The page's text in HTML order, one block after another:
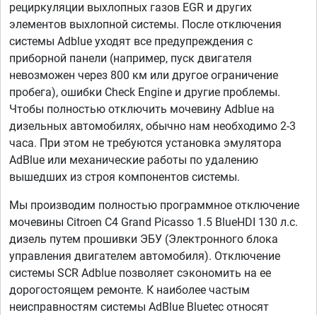
рециркуляции выхлопных газов EGR и других
элементов выхлопной системы. После отключения
системы Adblue уходят все предупреждения с
приборной панели (например, пуск двигателя
невозможен через 800 км или другое ограничение
пробега), ошибки Check Engine и другие проблемы.
Чтобы полностью отключить мочевину Adblue на
дизельных автомобилях, обычно нам необходимо 2-3
часа. При этом не требуются установка эмулятора
AdBlue или механические работы по удалению
вышедших из строя компонентов системы.
Мы производим полностью программное отключение
мочевины Citroen C4 Grand Picasso 1.5 BlueHDI 130 л.с.
дизель путем прошивки ЭБУ (Электронного блока
управления двигателем автомобиля). Отключение
системы SCR Adblue позволяет сэкономить на ее
дорогостоящем ремонте. К наиболее частым
неисправностям системы AdBlue Bluetec относят